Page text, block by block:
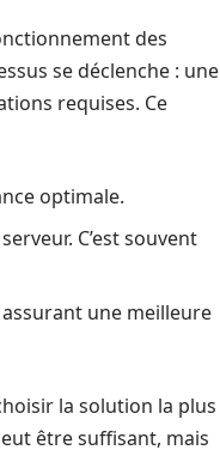
des
se déclenche : une
requises. Ce
optimale.
C’est souvent
une meilleure
la solution la plus
être suffisant, mais